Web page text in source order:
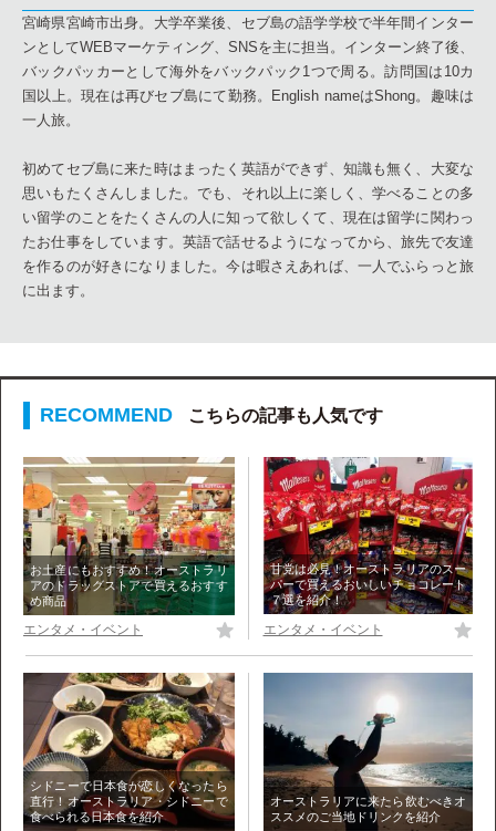
宮崎県宮崎市出身。大学卒業後、セブ島の語学学校で半年間インター
ンとしてWEBマーケティング、SNSを主に担当。インターン終了後、
バックパッカーとして海外をバックパック1つで周る。訪問国は10カ
国以上。現在は再びセブ島にて勤務。English nameはShong。趣味は
一人旅。
初めてセブ島に来た時はまったく英語ができず、知識も無く、大変な
思いもたくさんしました。でも、それ以上に楽しく、学べることの多
い留学のことをたくさんの人に知って欲しくて、現在は留学に関わっ
たお仕事をしています。英語で話せるようになってから、旅先で友達
を作るのが好きになりました。今は暇さえあれば、一人でふらっと旅
に出ます。
こちらの記事も人気です
お土産にもおすすめ！オーストラリ
アのドラッグストアで買えるおすす
め商品
エンタメ・イベント
甘党は必見！オーストラリアのスー
パーで買えるおいしいチョコレート
７選を紹介！
エンタメ・イベント
シドニーで日本食が恋しくなったら
直行！オーストラリア・シドニーで
食べられる日本食を紹介
オーストラリアに来たら飲むべきオ
ススメのご当地ドリンクを紹介